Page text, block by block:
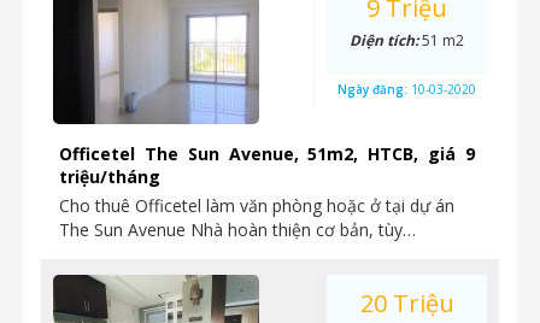
Officetel The Sun Avenue, 51m2, HTCB, giá 9
triệu/tháng
Cho thuê Officetel làm văn phòng hoặc ở tại dự án
The Sun Avenue Nhà hoàn thiện cơ bản, tùy…
9 Triệu
Diện tích:51 m2
Ngày đăng: 10-03-2020
20 Triệu